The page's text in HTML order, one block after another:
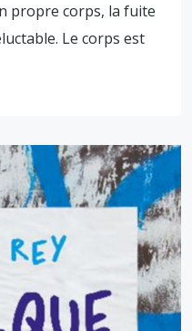
propre corps, la fuite
Le corps est